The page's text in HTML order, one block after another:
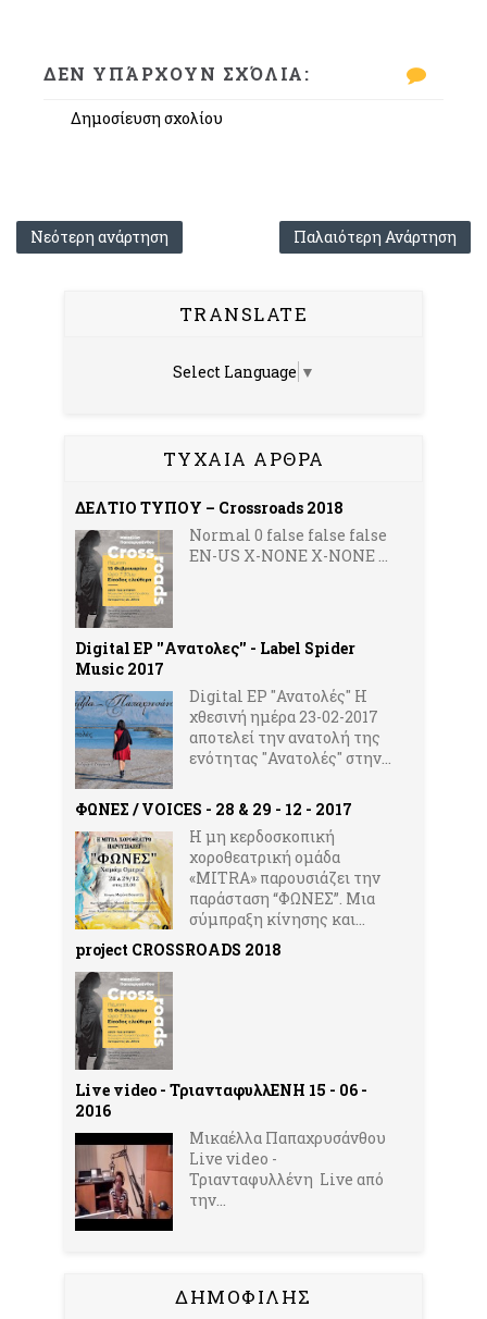
ΔΕΝ ΥΠΆΡΧΟΥΝ ΣΧΌΛΙΑ:
Δημοσίευση σχολίου
Νεότερη ανάρτηση Παλαιότερη Ανάρτηση
TRANSLATE
Select Language ▼
ΤΥΧΑΙΑ ΑΡΘΡΑ
ΔΕΛΤΙΟ ΤΥΠΟΥ – Crossroads 2018
Normal 0 false false false
EN-US X-NONE X-NONE ...
Digital ΕP ''Ανατολες'' - Label Spider
Music 2017
Digital EP ''Ανατολές'' Η
χθεσινή ημέρα 23-02-2017
αποτελεί την ανατολή της
ενότητας ''Ανατολές'' στην...
ΦΩΝΕΣ / VOICES - 28 & 29 - 12 - 2017
Η μη κερδοσκοπική
χοροθεατρική ομάδα
«MITRA» παρουσιάζει την
παράσταση “ΦΩΝΕΣ”. Μια
σύμπραξη κίνησης και...
project CROSSROADS 2018
Live video - ΤριανταφυλλΕΝΗ 15 - 06 -
2016
Μικαέλλα Παπαχρυσάνθου
Live video -
Τριανταφυλλένη Live από
την...
ΔΗΜΟΦΙΛΗΣ